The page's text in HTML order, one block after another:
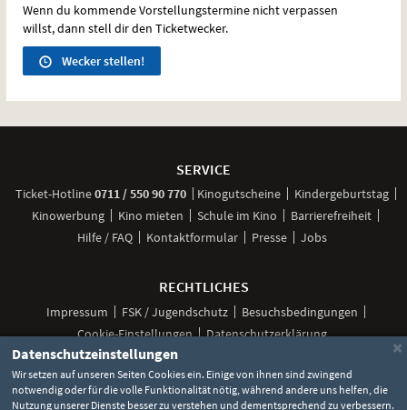
Wenn du kommende Vorstellungstermine nicht verpassen
willst, dann stell dir den Ticketwecker.
Wecker stellen!
SERVICE
Ticket-Hotline0711 / 550 90 770anrufen
Kinogutscheine
Kindergeburtstag
Kinowerbung
Kino mieten Schule im Kino
Barrierefreiheit
Hilfe / FAQ
Kontaktformular Presse Jobs
RECHTLICHES
Impressum FSK / Jugendschutz
Besuchsbedingungen
Cookie-Einstellungen
Datenschutzerklärung
UnsereUnsereUnsereUnserUnser
×
Datenschutzeinstellungen
Wir setzen auf unseren Seiten Cookies ein. Einige von ihnen sind zwingend
notwendig oder für die volle Funktionalität nötig, während andere uns helfen, die
Nutzung unserer Dienste besser zu verstehen und dementsprechend zu verbessern.